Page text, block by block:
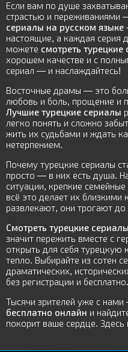
Если вам по душе
страстью и переживаниями
сериалы на русском языке
настоящие, а каждая серия
можете смотреть
хорошем качестве и с
сериал — и наслаждайтесь!
Восточные драмы — это
любовь и боль, прощение и
Лучшие турецкие сериалы
легко понять и сложно
жить их судьбами и ждать
нетерпением.
Почему турецкие сериалы
просто — в них есть душа.
ситуации, крепкие
всё это делает их
развлекают, они трогают
Смотреть турецкие
значит пережить вместе с
открыть для себя турецкую
тепло. Выбирайте из сотен
драматических,
без регистрации и бесплатно.
Тысячи зрителей уже с
бесплатно онлайн и
покорит ваше сердце.